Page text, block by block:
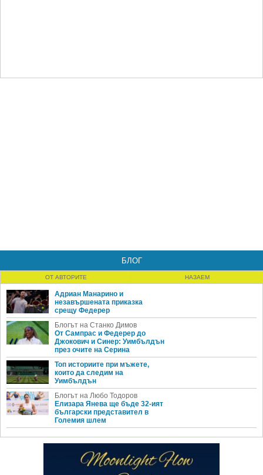
БЛОГ
ОТ АВТОРИТЕ НАЗАЕМ
Адриан Манарино и
незавършената приказка
срещу Федерер
Блогът на Станко Димов
От Сампрас и Федерер до
Джокович и Синер: Уимбълдън
през очите на Серина
Топ историите при мъжете,
които да следим на
Уимбълдън
Блогът на Любо Тодоров
Елизара Янева ще бъде 32-ият
български представител в
Големия шлем